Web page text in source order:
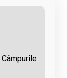
Câmpurile